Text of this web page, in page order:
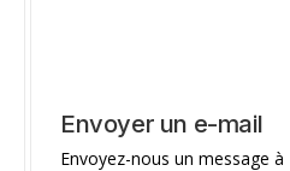
Envoyer un e-mail
Envoyez-nous un message à